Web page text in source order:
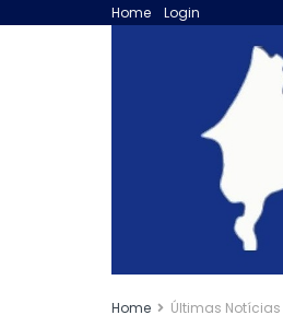
Home Login
Home Últimas Notícias